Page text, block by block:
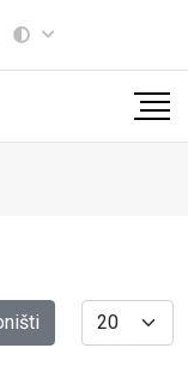
Display #